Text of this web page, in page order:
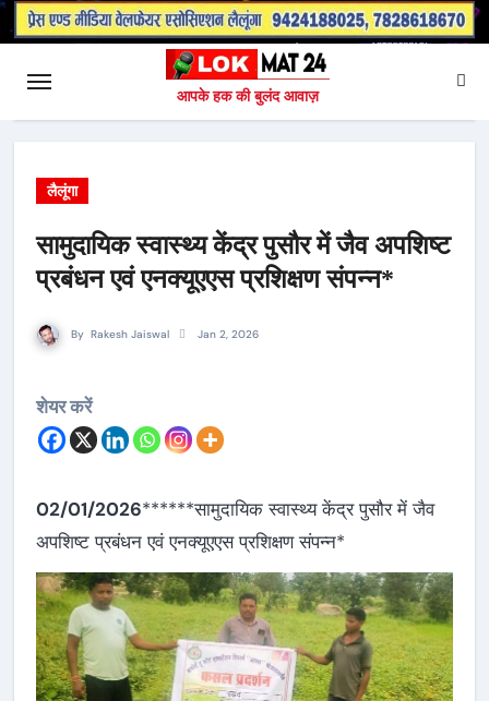
आपके हक की बुलंद आवाज़
लैलूंगा
सामुदायिक स्वास्थ्य केंद्र पुसौर में जैव अपशिष्ट
प्रबंधन एवं एनक्यूएएस प्रशिक्षण संपन्न*
By Rakesh Jaiswal Jan 2, 2026
शेयर करें
02/01/2026******सामुदायिक स्वास्थ्य केंद्र पुसौर में जैव
अपशिष्ट प्रबंधन एवं एनक्यूएएस प्रशिक्षण संपन्न*